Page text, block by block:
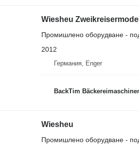
Wiesheu Zweikreisermodell
Промишлено оборудване -
2012
Германия, Enger
BackTim
Wiesheu
Промишлено оборудване -